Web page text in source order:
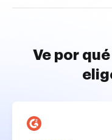
Ve por